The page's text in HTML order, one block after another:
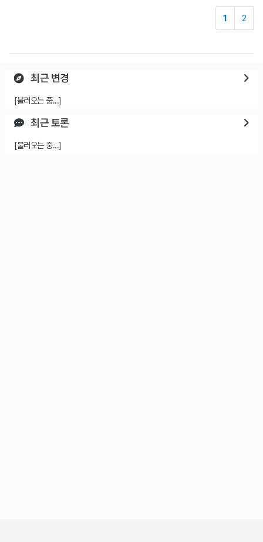
1 2
최근 변경
[불러오는 중...]
최근 토론
[불러오는 중...]